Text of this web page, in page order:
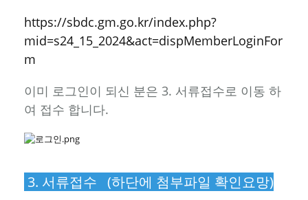
https://sbdc.gm.go.kr/index.php?
mid=s24_15_2024&act=dispMemberLoginFor
m
이미 로그인이 되신 분은 3. 서류접수로 이동 하
여 접수 합니다.
3. 서류접수 (하단에 첨부파일 확인요망)